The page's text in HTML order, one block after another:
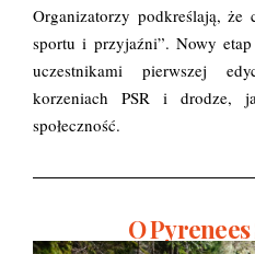
Organizatorzy podkreślają, że
sportu i przyjaźni”. Nowy
uczestnikami pierwszej
korzeniach PSR i drodze,
społeczność.
O